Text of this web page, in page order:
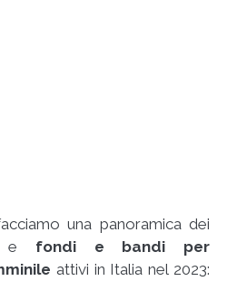
una panoramica dei
e fondi e bandi per
attivi in Italia nel 2023: